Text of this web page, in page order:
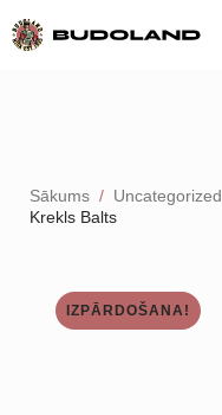
Sākums Uncategorized
Krekls Balts
IZPĀRDOŠANA!